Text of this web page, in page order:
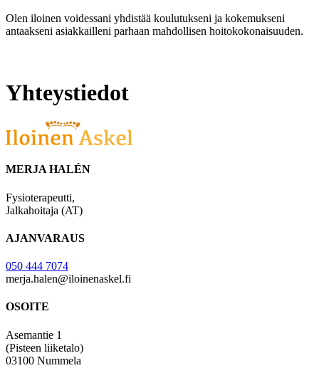
Olen iloinen voidessani yhdistää koulutukseni ja kokemukseni
antaakseni asiakkailleni parhaan mahdollisen hoitokokonaisuuden.
Yhteystiedot
MERJA HALÉN
Fysioterapeutti,
Jalkahoitaja (AT)
AJANVARAUS
050 444 7074
merja.halen@iloinenaskel.fi
OSOITE
Asemantie 1
(Pisteen liiketalo)
03100 Nummela